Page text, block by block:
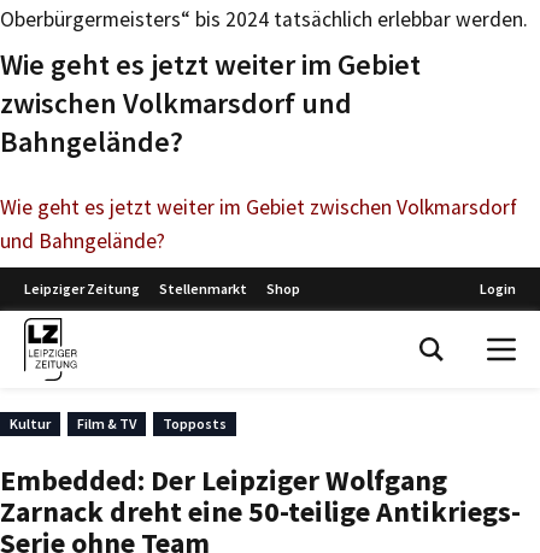
Oberbürgermeisters“ bis 2024 tatsächlich erlebbar werden.
Wie geht es jetzt weiter im Gebiet
zwischen Volkmarsdorf und
Bahngelände?
Wie geht es jetzt weiter im Gebiet zwischen Volkmarsdorf
und Bahngelände?